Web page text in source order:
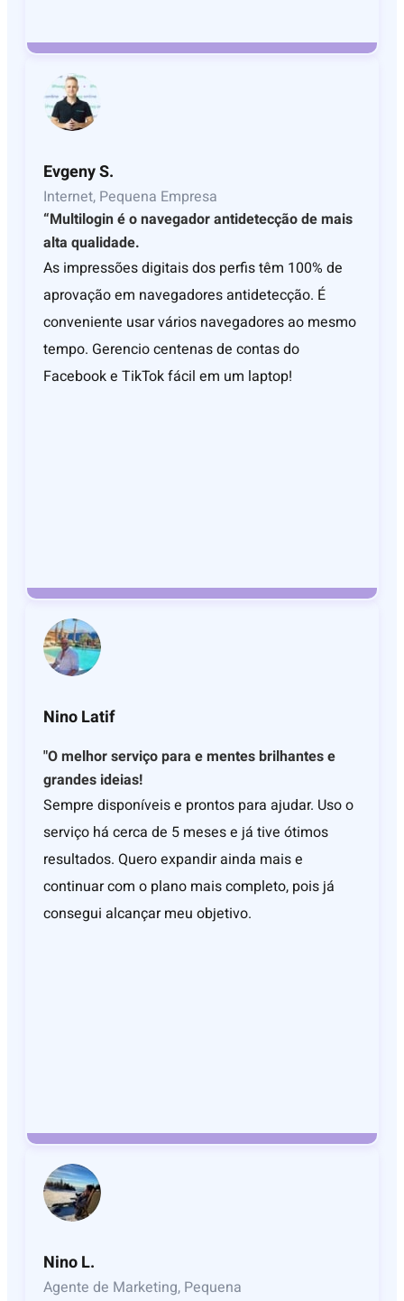
Evgeny S.
Internet, Pequena Empresa
“Multilogin é o navegador antidetecção de mais
alta qualidade.
As impressões digitais dos perfis têm 100% de
aprovação em navegadores antidetecção. É
conveniente usar vários navegadores ao mesmo
tempo. Gerencio centenas de contas do
Facebook e TikTok fácil em um laptop!
Nino Latif
"O melhor serviço para e mentes brilhantes e
grandes ideias!
Sempre disponíveis e prontos para ajudar. Uso o
serviço há cerca de 5 meses e já tive ótimos
resultados. Quero expandir ainda mais e
continuar com o plano mais completo, pois já
consegui alcançar meu objetivo.
Nino L.
Agente de Marketing, Pequena